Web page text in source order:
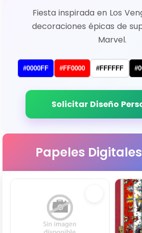
Fiesta inspirada en Los
decoraciones épicas de
Marvel.
#0000FF #FF0000 #FFFFFF
Solicitar Diseño
Papeles Digitales